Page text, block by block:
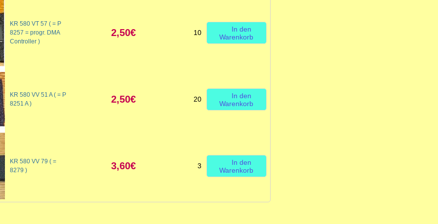
KR 580 VT 57 ( = P
8257 = progr. DMA
Controller )
2,50€ 10
In den
Warenkorb
KR 580 VV 51 A ( = P
8251 A )
2,50€ 20
In den
Warenkorb
KR 580 VV 79 ( =
8279 )
3,60€ 3
In den
Warenkorb